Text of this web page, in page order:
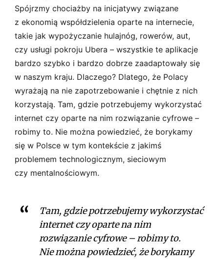
Spójrzmy chociażby na inicjatywy związane
z ekonomią współdzielenia oparte na internecie,
takie jak wypożyczanie hulajnóg, rowerów, aut,
czy usługi pokroju Ubera – wszystkie te aplikacje
bardzo szybko i bardzo dobrze zaadaptowały się
w naszym kraju. Dlaczego? Dlatego, że Polacy
wyrażają na nie zapotrzebowanie i chętnie z nich
korzystają. Tam, gdzie potrzebujemy wykorzystać
internet czy oparte na nim rozwiązanie cyfrowe –
robimy to. Nie można powiedzieć, że borykamy
się w Polsce w tym kontekście z jakimś
problemem technologicznym, sieciowym
czy mentalnościowym.
Tam, gdzie potrzebujemy wykorzystać
internet czy oparte na nim
rozwiązanie cyfrowe – robimy to.
Nie można powiedzieć, że borykamy